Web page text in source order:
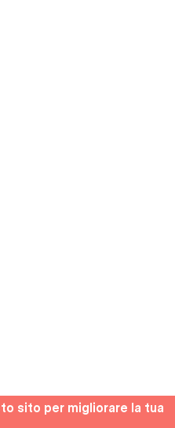
sito per migliorare la tua